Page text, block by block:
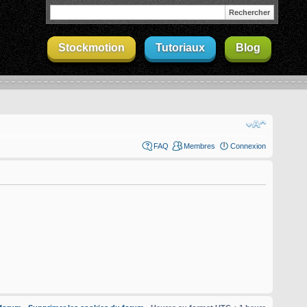
Stockmotion Tutoriaux Blog
FAQ Membres Connexion